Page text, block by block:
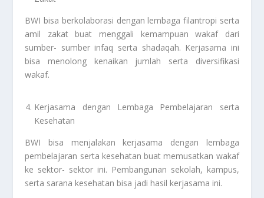
BWI bisa berkolaborasi dengan lembaga filantropi serta
amil zakat buat menggali kemampuan wakaf dari
sumber- sumber infaq serta shadaqah. Kerjasama ini
bisa menolong kenaikan jumlah serta diversifikasi
wakaf.
Kerjasama dengan Lembaga Pembelajaran serta
Kesehatan
BWI bisa menjalakan kerjasama dengan lembaga
pembelajaran serta kesehatan buat memusatkan wakaf
ke sektor- sektor ini. Pembangunan sekolah, kampus,
serta sarana kesehatan bisa jadi hasil kerjasama ini.